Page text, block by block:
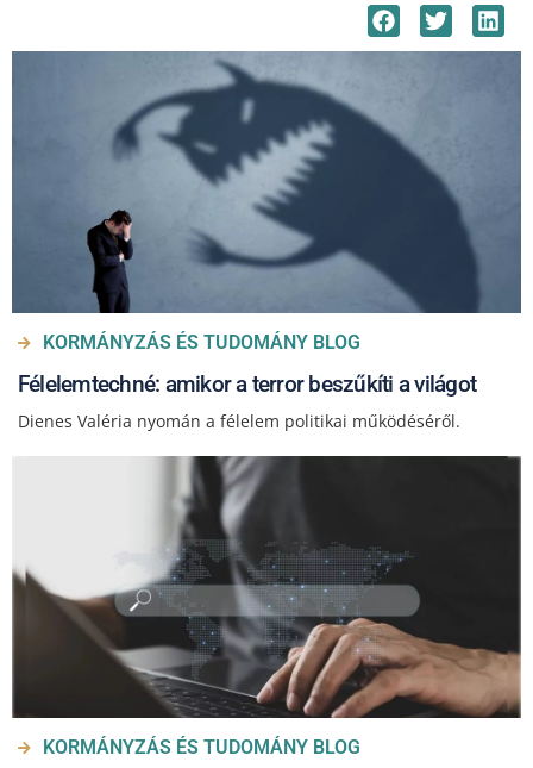
KORMÁNYZÁS ÉS TUDOMÁNY BLOG
Félelemtechné: amikor a terror beszűkíti a világot
Dienes Valéria nyomán a félelem politikai működéséről.
KORMÁNYZÁS ÉS TUDOMÁNY BLOG